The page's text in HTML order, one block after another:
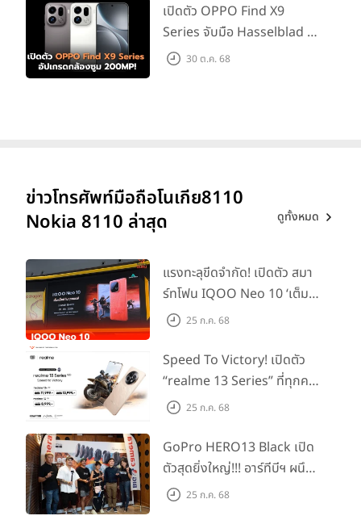
เปิดตัว OPPO Find X9
Series จับมือ Hasselblad อัป
เกรดกล้องซูม 200MP!
30 ต.ค. 68
ข่าวโทรศัพท์มือถือโนเกีย8110
Nokia 8110 ล่าสุด
ดูทั้งหมด
แรงทะลุขีดจำกัด! เปิดตัว สมา
ร์ทโฟน IQOO Neo 10 ‘เต็ม
แม็กซ์ในทุกแมตช์’ ในราคาเริ่ม
25 ก.ค. 68
Speed To Victory! เปิดตัว
“realme 13 Series” ที่ทุกคน
รอคอย อัพเกรดชิปเซ็ตตัวแรง
Dominator แห่งปี! ในราคา
เริ่มต้นเพียง 8,999 บาท
25 ก.ค. 68
GoPro HERO13 Black เปิด
ตัวสุดยิ่งใหญ่!!! อาร์ทีบีฯ ผนึก
กำลัง Big Camera และ
25 ก.ค. 68